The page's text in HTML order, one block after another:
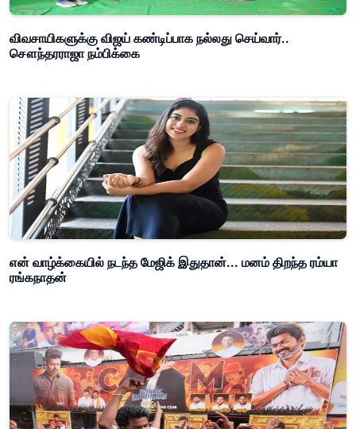
விவசாயிகளுக்கு விஜய் கண்டிப்பாக நல்லது செய்வார்..
சௌந்தரராஜா நம்பிக்கை
என் வாழ்க்கையில் நடந்த மேஜிக் இதுதான்... மனம் திறந்த ரம்யா
ரங்கநாதன்